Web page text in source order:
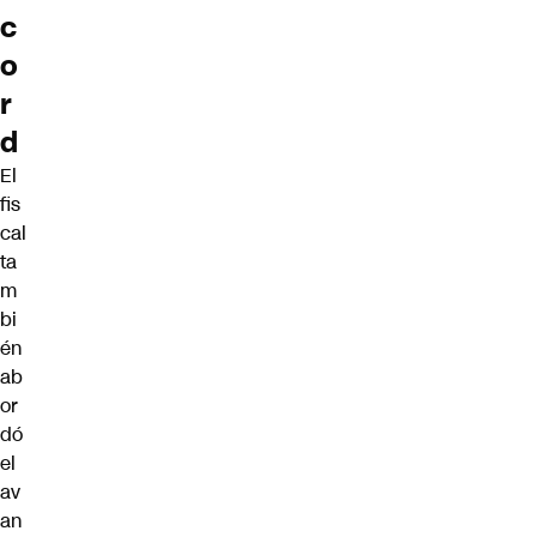
c
o
r
d
El
fis
cal
ta
m
bi
én
ab
or
dó
el
av
an